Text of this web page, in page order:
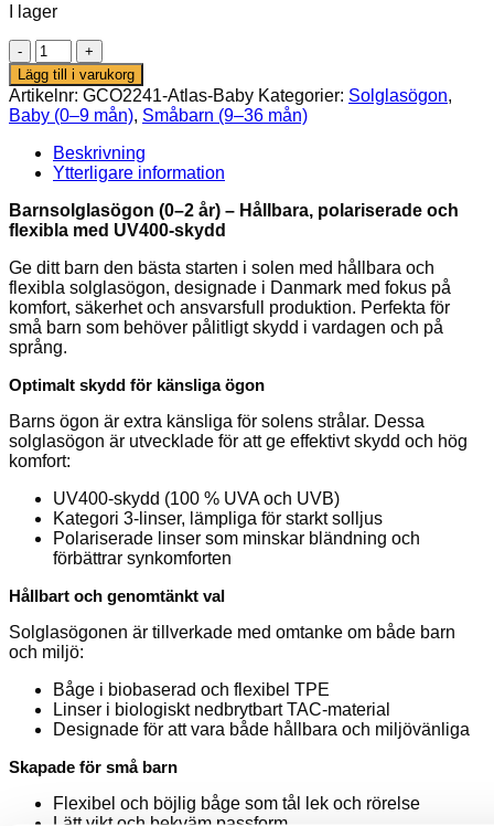
I lager
Solglasögon
(0–
2
år)
–
ATLAS
(Hållbara
och
polariserade,
UV400)
Lägg till i varukorg
Artikelnr: GCO2241-Atlas-Baby Kategorier: Solglasögon,
Baby (0–9 mån), Småbarn (9–36 mån)
Beskrivning
Ytterligare information
Barnsolglasögon (0–2 år) – Hållbara, polariserade och
flexibla med UV400-skydd
Ge ditt barn den bästa starten i solen med hållbara och
flexibla solglasögon, designade i Danmark med fokus på
komfort, säkerhet och ansvarsfull produktion. Perfekta för
små barn som behöver pålitligt skydd i vardagen och på
språng.
Optimalt skydd för känsliga ögon
Barns ögon är extra känsliga för solens strålar. Dessa
solglasögon är utvecklade för att ge effektivt skydd och hög
komfort:
UV400-skydd (100 % UVA och UVB)
Kategori 3-linser, lämpliga för starkt solljus
Polariserade linser som minskar bländning och
förbättrar synkomforten
Hållbart och genomtänkt val
Solglasögonen är tillverkade med omtanke om både barn
och miljö:
Båge i biobaserad och flexibel TPE
Linser i biologiskt nedbrytbart TAC-material
Designade för att vara både hållbara och miljövänliga
Skapade för små barn
Flexibel och böjlig båge som tål lek och rörelse